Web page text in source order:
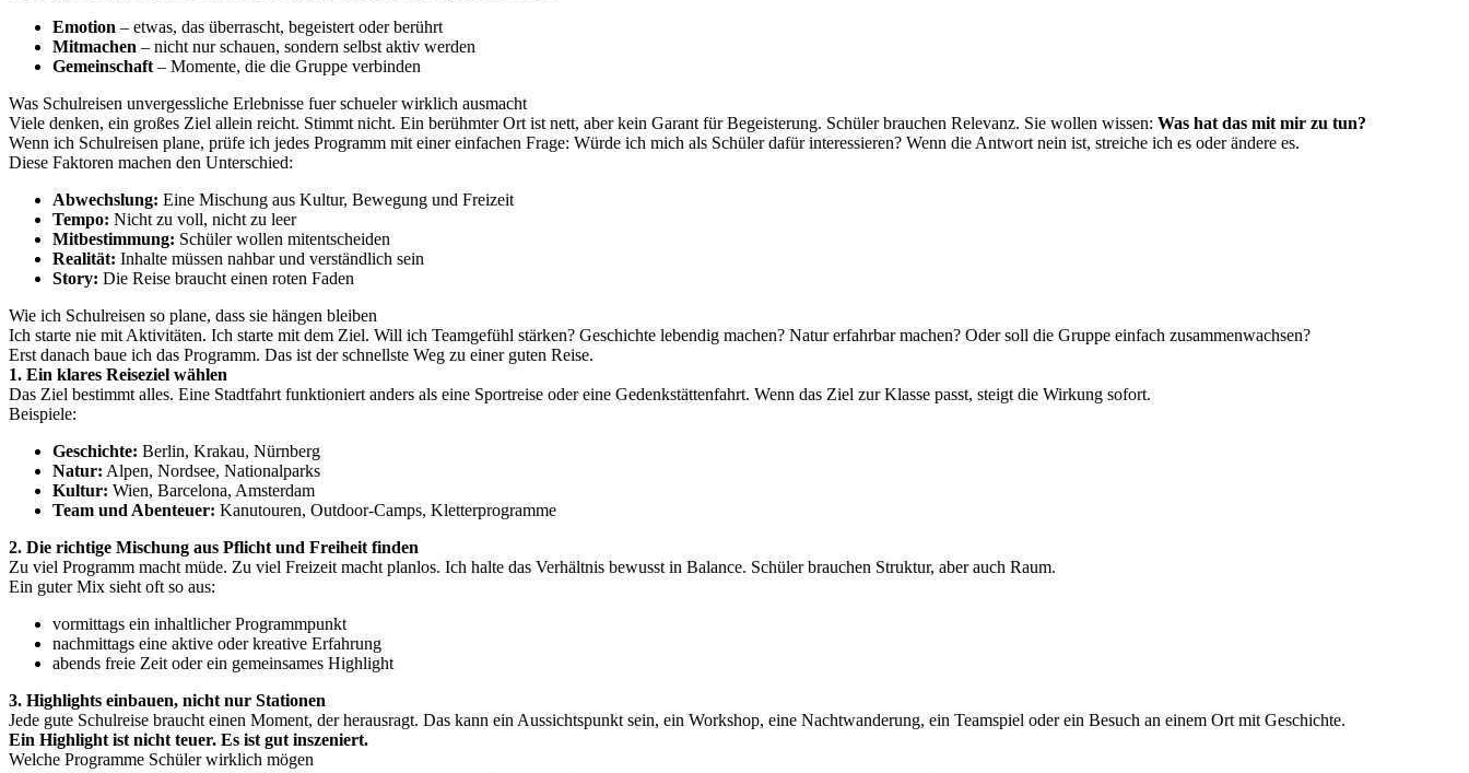
Emotion – etwas, das überrascht, begeistert oder berührt
Mitmachen – nicht nur schauen, sondern selbst aktiv werden
Gemeinschaft – Momente, die die Gruppe verbinden
Was Schulreisen unvergessliche Erlebnisse fuer schueler wirklich ausmacht
Viele denken, ein großes Ziel allein reicht. Stimmt nicht. Ein berühmter Ort ist nett, aber kein Garant für Begeisterung. Schüler brauchen Relevanz. Sie wollen wissen: Was hat das mit mir zu tun?
Wenn ich Schulreisen plane, prüfe ich jedes Programm mit einer einfachen Frage: Würde ich mich als Schüler dafür interessieren? Wenn die Antwort nein ist, streiche ich es oder ändere es.
Diese Faktoren machen den Unterschied:
Abwechslung: Eine Mischung aus Kultur, Bewegung und Freizeit
Tempo: Nicht zu voll, nicht zu leer
Mitbestimmung: Schüler wollen mitentscheiden
Realität: Inhalte müssen nahbar und verständlich sein
Story: Die Reise braucht einen roten Faden
Wie ich Schulreisen so plane, dass sie hängen bleiben
Ich starte nie mit Aktivitäten. Ich starte mit dem Ziel. Will ich Teamgefühl stärken? Geschichte lebendig machen? Natur erfahrbar machen? Oder soll die Gruppe einfach zusammenwachsen?
Erst danach baue ich das Programm. Das ist der schnellste Weg zu einer guten Reise.
1. Ein klares Reiseziel wählen
Das Ziel bestimmt alles. Eine Stadtfahrt funktioniert anders als eine Sportreise oder eine Gedenkstättenfahrt. Wenn das Ziel zur Klasse passt, steigt die Wirkung sofort.
Beispiele:
Geschichte: Berlin, Krakau, Nürnberg
Natur: Alpen, Nordsee, Nationalparks
Kultur: Wien, Barcelona, Amsterdam
Team und Abenteuer: Kanutouren, Outdoor-Camps, Kletterprogramme
2. Die richtige Mischung aus Pflicht und Freiheit finden
Zu viel Programm macht müde. Zu viel Freizeit macht planlos. Ich halte das Verhältnis bewusst in Balance. Schüler brauchen Struktur, aber auch Raum.
Ein guter Mix sieht oft so aus:
vormittags ein inhaltlicher Programmpunkt
nachmittags eine aktive oder kreative Erfahrung
abends freie Zeit oder ein gemeinsames Highlight
3. Highlights einbauen, nicht nur Stationen
Jede gute Schulreise braucht einen Moment, der herausragt. Das kann ein Aussichtspunkt sein, ein Workshop, eine Nachtwanderung, ein Teamspiel oder ein Besuch an einem Ort mit Geschichte.
Ein Highlight ist nicht teuer. Es ist gut inszeniert.
Welche Programme Schüler wirklich mögen